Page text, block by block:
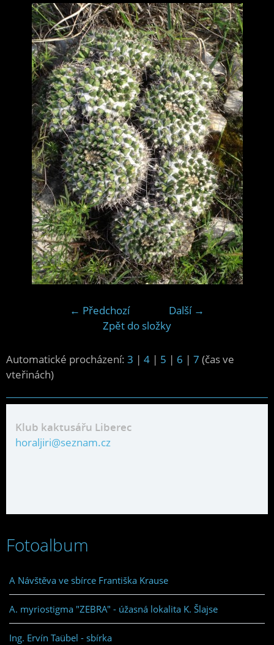
← Předchozí
Další →
Zpět do složky
Automatické procházení: 3 | 4 | 5 | 6 | 7 (čas ve
vteřinách)
Klub kaktusářu Liberec
horaljiri@seznam.cz
Fotoalbum
A Návštěva ve sbírce Františka Krause
A. myriostigma "ZEBRA" - úžasná lokalita K. Šlajse
Ing. Ervín Taübel - sbírka